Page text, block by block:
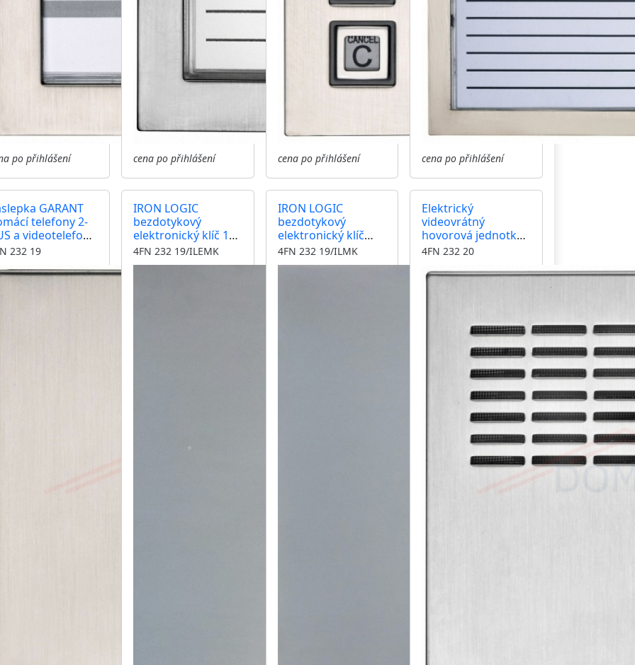
po přihlášení cena po přihlášení cena po přihlášení cena po přihlášení
GARANT
telefony 2-
a videotelefony
nerez
232 19
IRON LOGIC
bezdotykový
elektronický klíč 125
kHz kontrolér,
čtečka, modul
4FN 232 19/ILEMK
IRON LOGIC
bezdotykový
elektronický klíč
13,56 MHz
kontrolér, čtečka,
4FN 232 19/ILMK
Elektrický
videovrátný
hovorová jednotka
GARANT domovní
vyzváněcích tlačítek
4FN 232 20